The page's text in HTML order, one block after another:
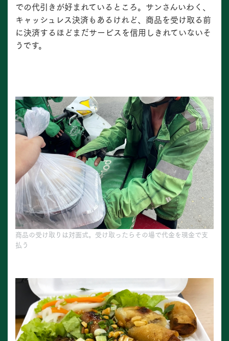
での代引きが好まれているところ。サンさんいわく、
キャッシュレス決済もあるけれど、商品を受け取る前
に決済するほどまだサービスを信用しきれていないそ
うです。
商品の受け取りは対面式。受け取ったらその場で代金を現金で支
払う